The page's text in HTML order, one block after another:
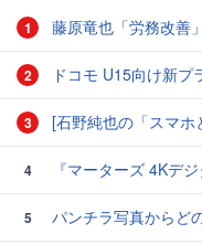
1 藤原竜也「労務改善
2 ドコモ U15向け新プ
3 [石野純也の「スマホとお金」]「
4 『マーターズ 4Kデジタルリマスター』オール
5
パンチラ写真からどの女子テニ